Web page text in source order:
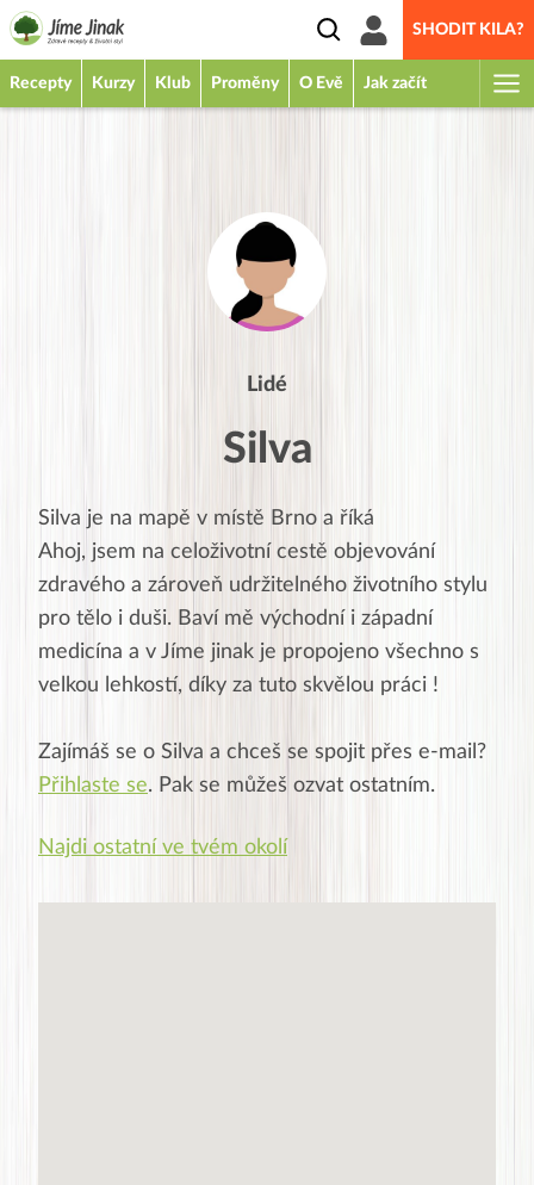
SHODIT KILA?
Recepty Kurzy Klub Proměny O Evě Jak začít
Lidé
Silva
Silva je na mapě v místě Brno a říká
Ahoj, jsem na celoživotní cestě objevování
zdravého a zároveň udržitelného životního stylu
pro tělo i duši. Baví mě východní i západní
medicína a v Jíme jinak je propojeno všechno s
velkou lehkostí, díky za tuto skvělou práci !
Zajímáš se o Silva a chceš se spojit přes e-mail?
Přihlaste se. Pak se můžeš ozvat ostatním.
Najdi ostatní ve tvém okolí